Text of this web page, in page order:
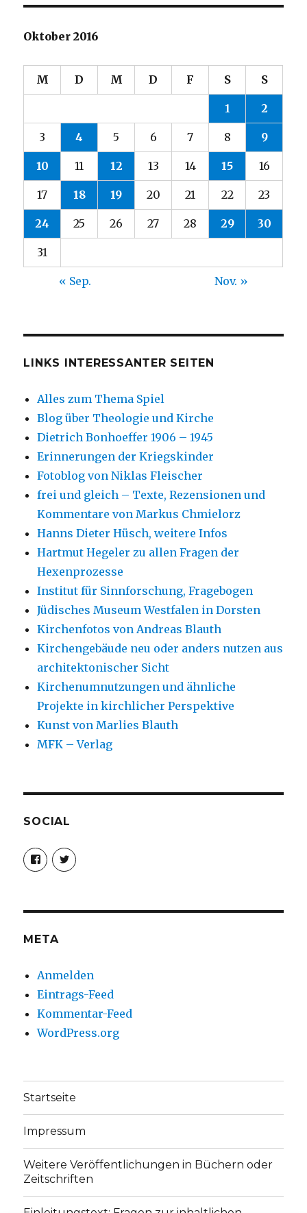
Oktober 2016
M D M D F S S
1 2
3 4 5 6 7 8 9
10 11 12 13 14 15 16
17 18 19 20 21 22 23
24 25 26 27 28 29 30
31
« Sep. Nov. »
LINKS INTERESSANTER SEITEN
Alles zum Thema Spiel
Blog über Theologie und Kirche
Dietrich Bonhoeffer 1906 – 1945
Erinnerungen der Kriegskinder
Fotoblog von Niklas Fleischer
frei und gleich – Texte, Rezensionen und
Kommentare von Markus Chmielorz
Hanns Dieter Hüsch, weitere Infos
Hartmut Hegeler zu allen Fragen der
Hexenprozesse
Institut für Sinnforschung, Fragebogen
Jüdisches Museum Westfalen in Dorsten
Kirchenfotos von Andreas Blauth
Kirchengebäude neu oder anders nutzen aus
architektonischer Sicht
Kirchenumnutzungen und ähnliche
Projekte in kirchlicher Perspektive
Kunst von Marlies Blauth
MFK – Verlag
SOCIAL
Profil
von
christoph.fleischer1
anzeigen
Profil
von
anzeigen
META
Anmelden
Eintrags-Feed
Kommentar-Feed
WordPress.org
Startseite
Impressum
Weitere Veröffentlichungen in Büchern oder
Zeitschriften